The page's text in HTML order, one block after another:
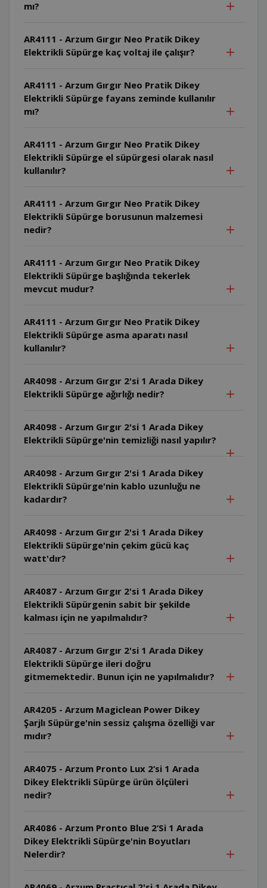
mı?
AR4111 - Arzum Gırgır Neo Pratik Dikey
Elektrikli Süpürge kaç voltaj ile çalışır?
AR4111 - Arzum Gırgır Neo Pratik Dikey
Elektrikli Süpürge fayans zeminde kullanılır
mı?
AR4111 - Arzum Gırgır Neo Pratik Dikey
Elektrikli Süpürge el süpürgesi olarak nasıl
kullanılır?
AR4111 - Arzum Gırgır Neo Pratik Dikey
Elektrikli Süpürge borusunun malzemesi
nedir?
AR4111 - Arzum Gırgır Neo Pratik Dikey
Elektrikli Süpürge başlığında tekerlek
mevcut mudur?
AR4111 - Arzum Gırgır Neo Pratik Dikey
Elektrikli Süpürge asma aparatı nasıl
kullanılır?
AR4098 - Arzum Gırgır 2'si 1 Arada Dikey
Elektrikli Süpürge ağırlığı nedir?
AR4098 - Arzum Gırgır 2'si 1 Arada Dikey
Elektrikli Süpürge'nin temizliği nasıl yapılır?
AR4098 - Arzum Gırgır 2'si 1 Arada Dikey
Elektrikli Süpürge'nin kablo uzunluğu ne
kadardır?
AR4098 - Arzum Gırgır 2'si 1 Arada Dikey
Elektrikli Süpürge'nin çekim gücü kaç
watt'dır?
AR4087 - Arzum Gırgır 2'si 1 Arada Dikey
Elektrikli Süpürgenin sabit bir şekilde
kalması için ne yapılmalıdır?
AR4087 - Arzum Gırgır 2'si 1 Arada Dikey
Elektrikli Süpürge ileri doğru
gitmemektedir. Bunun için ne yapılmalıdır?
AR4205 - Arzum Magiclean Power Dikey
Şarjlı Süpürge'nin sessiz çalışma özelliği var
mıdır?
AR4075 - Arzum Pronto Lux 2‘si 1 Arada
Dikey Elektrikli Süpürge ürün ölçüleri
nedir?
AR4086 - Arzum Pronto Blue 2‘Si 1 Arada
Dikey Elektrikli Süpürge'nin Boyutları
Nelerdir?